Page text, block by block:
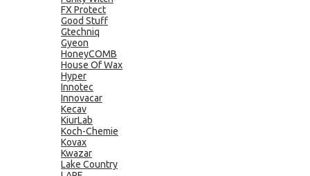
FX Protect
Good Stuff
Gtechniq
Gyeon
HoneyCOMB
House Of Wax
Hyper
Innotec
Innovacar
Kecav
KiurLab
Koch-Chemie
Kovax
Kwazar
Lake Country